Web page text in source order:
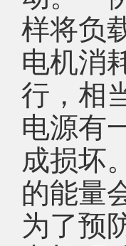
样将负
电机消
行，相
电源有
成损坏
的能量
为了预